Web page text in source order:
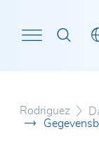
Rodriguez